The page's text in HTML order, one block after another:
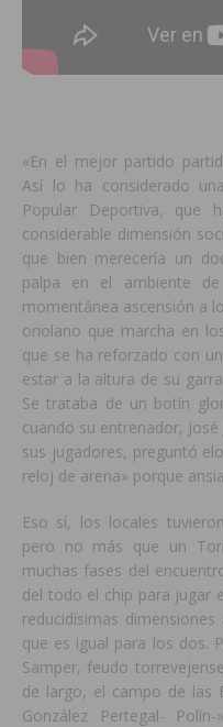
«En el mejor partido
Así lo ha considerado
Popular Deportiva, que
considerable dimensión
que bien merecería un
palpa en el ambiente
momentánea ascensión a
oriolano que marcha en
que se ha reforzado con
estar a la altura de su
Se trataba de un botín
cuando su entrenador,
sus jugadores, preguntó
reloj de arena» porque
Eso sí, los locales
pero no más que un
muchas fases del
del todo el chip para jugar
reducidísimas
que es igual para los dos.
Samper, feudo
de largo, el campo de las
González Pertegal-